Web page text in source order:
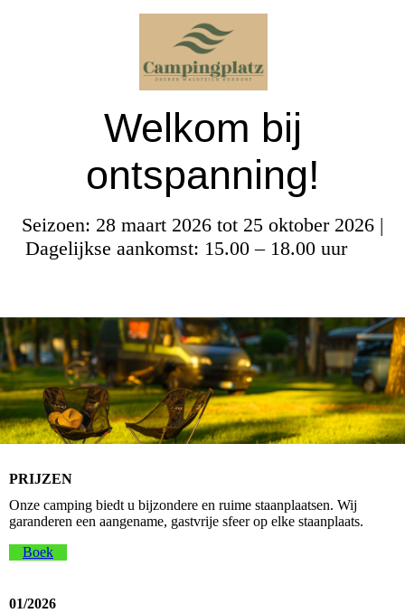
Welkom bij
ontspanning!
Seizoen: 28 maart 2026 tot 25 oktober 2026 |
Dagelijkse aankomst: 15.00 – 18.00 uur
PRIJZEN
Onze camping biedt u bijzondere en ruime staanplaatsen. Wij
garanderen een aangename, gastvrije sfeer op elke staanplaats.
Boek
01/2026